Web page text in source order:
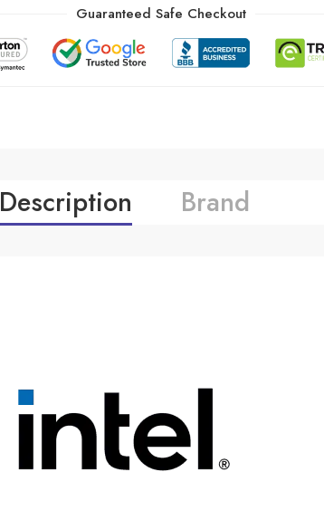
Guaranteed Safe Checkout
Description Brand